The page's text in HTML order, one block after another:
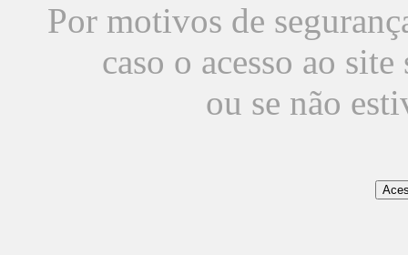
Por motivos de
caso o acesso ao
ou se não